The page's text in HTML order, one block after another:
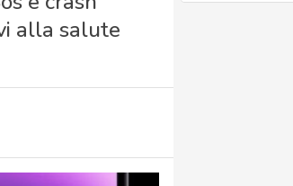
alla salute